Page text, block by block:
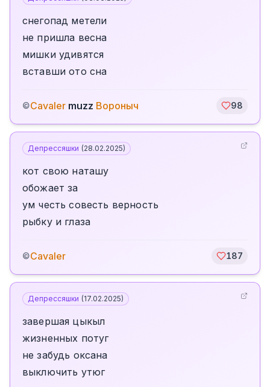
снегопад метели
не пришла весна
мишки удивятся
вставши ото сна
©Cavaler muzz Вороныч 98
Депрессяшки (28.02.2025)
кот свою наташу
обожает за
ум честь совесть верность
рыбку и глаза
©Cavaler 187
Депрессяшки (17.02.2025)
завершая цыкыл
жизненных потуг
не забудь оксана
выключить утюг